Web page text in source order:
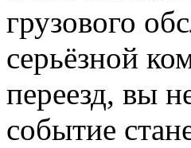
грузового
серьёзной
переезд, вы
событие